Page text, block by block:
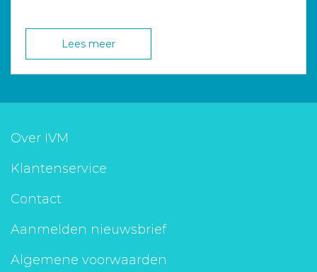
Lees meer
Over IVM
Klantenservice
Contact
Aanmelden nieuwsbrief
Algemene voorwaarden